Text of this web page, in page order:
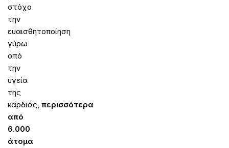
στόχο
την
ευαισθητοποίηση
γύρω
από
την
υγεία
της
καρδιάς, περισσότερα
από
6.000
άτομα